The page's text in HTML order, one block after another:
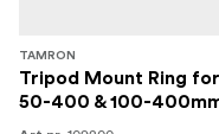
TAMRON
Tripod Mount Ring for
50-400 & 100-